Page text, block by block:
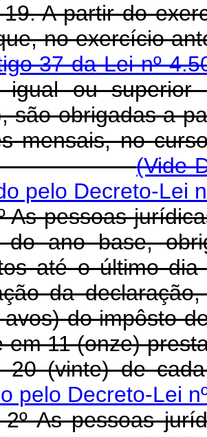
A partir do
no exercício
37 da Lei nº
igual ou
são obrigadas a
mensais, no
(Vide
pelo Decreto-Lei
jurídicas
do ano base,
até o último
da
do impôsto
em 11 (onze)
(vinte) de
pelo Decreto-Lei